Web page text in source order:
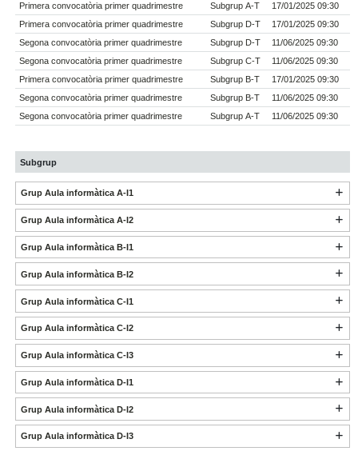
Primera convocatòria primer quadrimestre
Subgrup A-T
17/01/2025 09:30
Primera convocatòria primer quadrimestre
Subgrup D-T
17/01/2025 09:30
Segona convocatòria primer quadrimestre
Subgrup D-T
11/06/2025 09:30
Segona convocatòria primer quadrimestre
Subgrup C-T
11/06/2025 09:30
Primera convocatòria primer quadrimestre
Subgrup B-T
17/01/2025 09:30
Segona convocatòria primer quadrimestre
Subgrup B-T
11/06/2025 09:30
Segona convocatòria primer quadrimestre
Subgrup A-T 11/06/2025 09:30
Subgrup
Grup Aula informàtica A-I1
Grup Aula informàtica A-I2
Grup Aula informàtica B-I1
Grup Aula informàtica B-I2
Grup Aula informàtica C-I1
Grup Aula informàtica C-I2
Grup Aula informàtica C-I3
Grup Aula informàtica D-I1
Grup Aula informàtica D-I2
Grup Aula informàtica D-I3